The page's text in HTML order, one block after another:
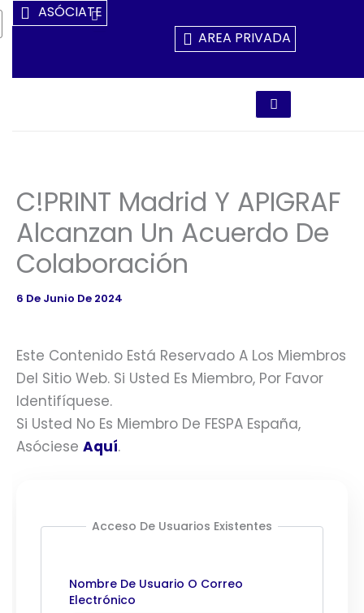
Ir
Al
ASÓCIATE
AREA PRIVADA
C!PRINT Madrid Y APIGRAF
Alcanzan Un Acuerdo De
Colaboración
6 De Junio De 2024
Este Contenido Está Reservado A Los Miembros
Del Sitio Web. Si Usted Es Miembro, Por Favor
Identifíquese.
Si Usted No Es Miembro De FESPA España,
Asóciese Aquí.
Acceso De Usuarios Existentes
Nombre De Usuario O Correo
Electrónico